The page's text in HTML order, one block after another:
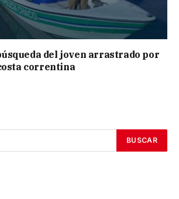
del joven arrastrado por
correntina